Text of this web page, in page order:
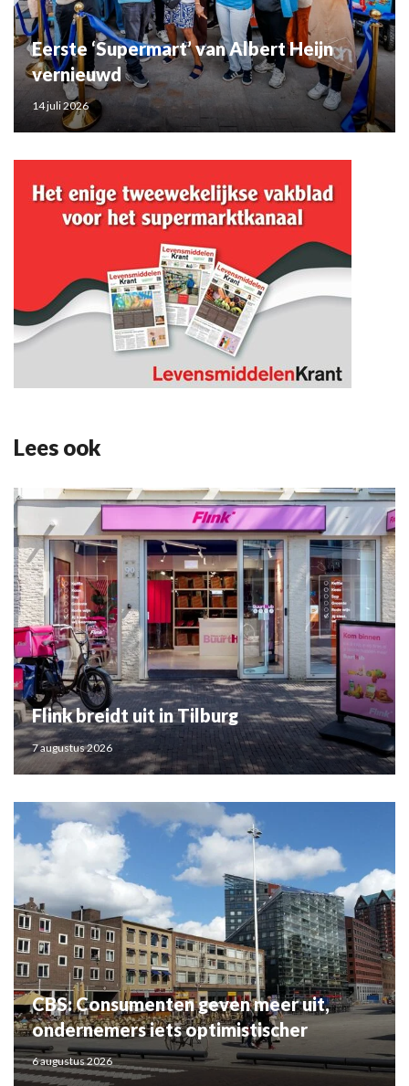
Eerste ‘Supermart’ van Albert Heijn
vernieuwd
14 juli 2026
Lees ook
Flink breidt uit in Tilburg
7 augustus 2026
CBS: Consumenten geven meer uit,
ondernemers iets optimistischer
6 augustus 2026